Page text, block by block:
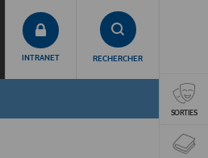
INTRANET RECHERCHER
SORTIES